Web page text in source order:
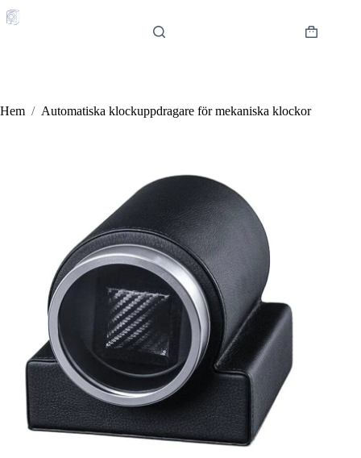
till
Varukorg
Hem / Automatiska klockuppdragare för mekaniska klockor